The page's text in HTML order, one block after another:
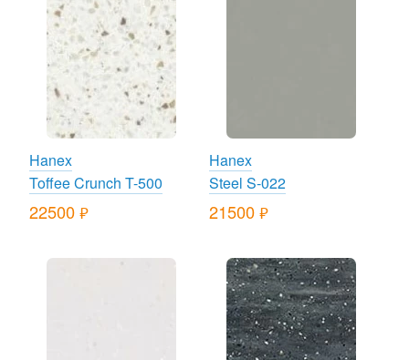
Hanex
Toffee Crunch T-500
22500руб.
Hanex
Steel S-022
21500 руб.